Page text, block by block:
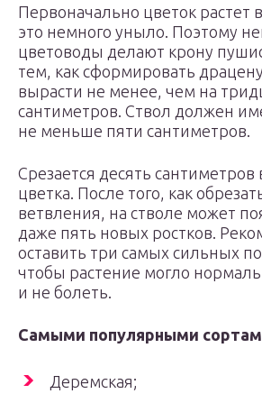
Первоначально цветок растет
это немного уныло. Поэтому
цветоводы делают крону
тем, как сформировать
вырасти не менее, чем на
сантиметров. Ствол должен
не меньше пяти сантиметров.
Срезается десять сантиметров
цветка. После того, как
ветвления, на стволе может
даже пять новых ростков.
оставить три самых сильных
чтобы растение могло
и не болеть.
Самыми популярными
Деремская;